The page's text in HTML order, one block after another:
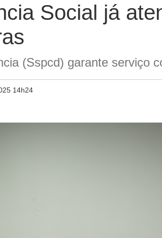
Social já
(Sspcd) garante serviço
14h24